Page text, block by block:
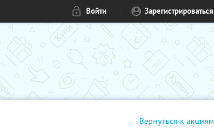
Войти Зарегистрироваться
Вернуться к акциям